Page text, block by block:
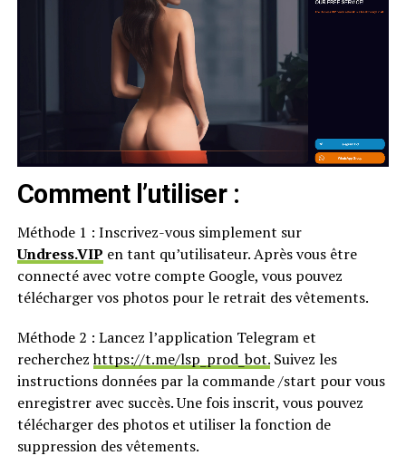
Comment l’utiliser :
Méthode 1 : Inscrivez-vous simplement sur
Undress.VIP en tant qu’utilisateur. Après vous être
connecté avec votre compte Google, vous pouvez
télécharger vos photos pour le retrait des vêtements.
Méthode 2 : Lancez l’application Telegram et
recherchezhttps://t.me/lsp_prod_bot.Suivez les
instructions données par la commande /start pour vous
enregistrer avec succès. Une fois inscrit, vous pouvez
télécharger des photos et utiliser la fonction de
suppression des vêtements.